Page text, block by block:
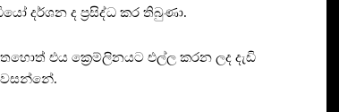
දර්ශන ද ප්‍රසිද්ධ කර තිබුණා.
එය ක්‍රෙම්ලිනයට එල්ල කරන ලද දැඩි